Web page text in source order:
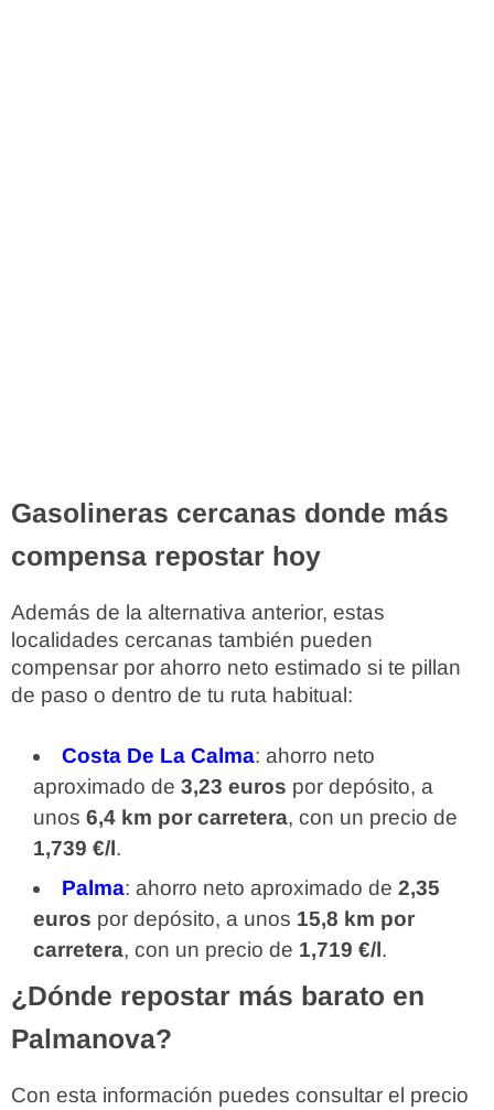
Gasolineras cercanas donde más
compensa repostar hoy
Además de la alternativa anterior, estas
localidades cercanas también pueden
compensar por ahorro neto estimado si te pillan
de paso o dentro de tu ruta habitual:
Costa De La Calma: ahorro neto
aproximado de 3,23 euros por depósito, a
unos 6,4 km por carretera, con un precio de
1,739 €/l.
Palma: ahorro neto aproximado de 2,35
euros por depósito, a unos 15,8 km por
carretera, con un precio de 1,719 €/l.
¿Dónde repostar más barato en
Palmanova?
Con esta información puedes consultar el precio